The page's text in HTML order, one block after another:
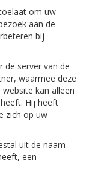
om uw
aan de
bij
de server van de
waarmee deze
kan alleen
Hij heeft
zich op uw
uit de naam
een